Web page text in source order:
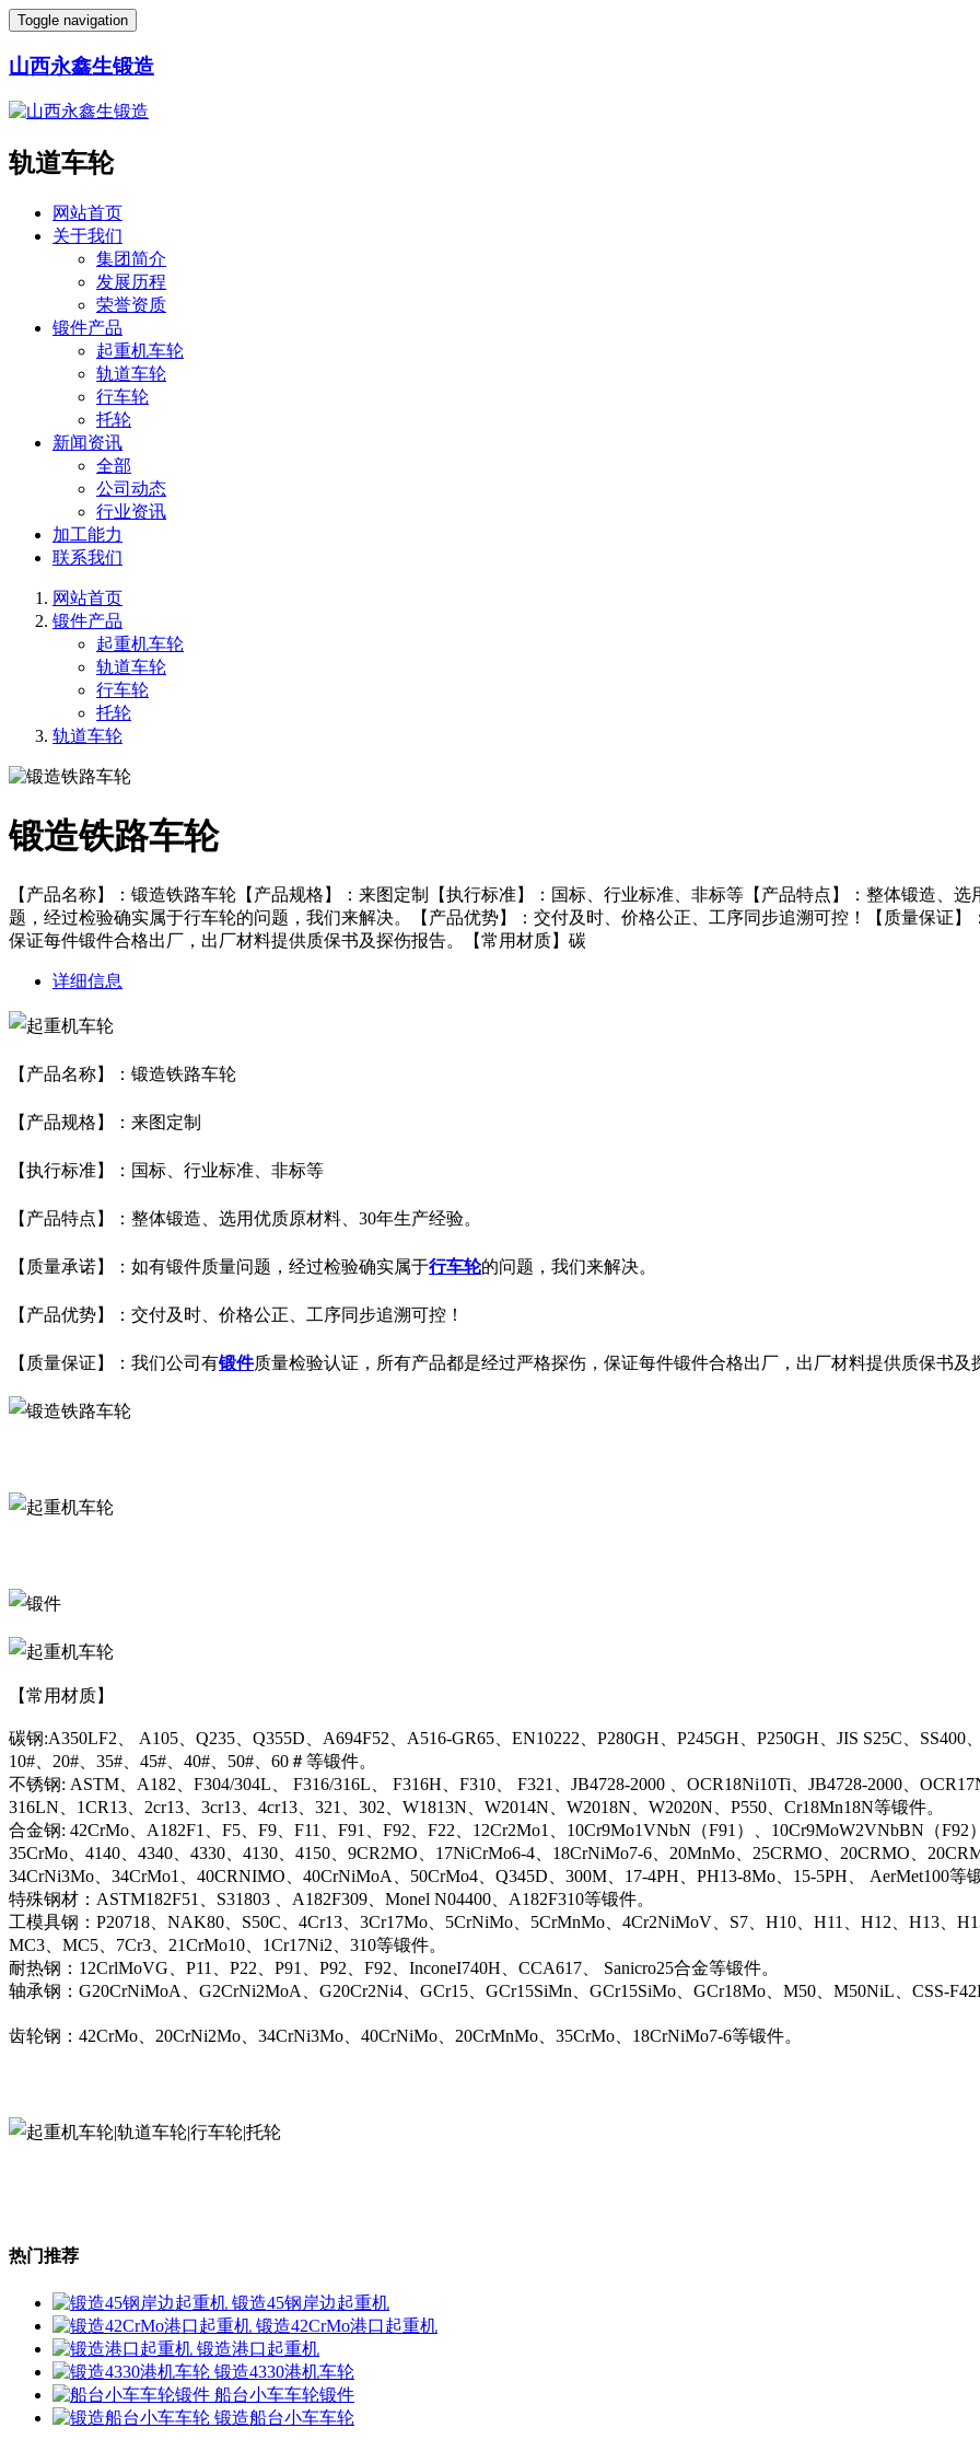
Toggle navigation
山西永鑫生锻造
轨道车轮
网站首页
关于我们
集团简介
发展历程
荣誉资质
锻件产品
起重机车轮
轨道车轮
行车轮
托轮
新闻资讯
全部
公司动态
行业资讯
加工能力
联系我们
网站首页
锻件产品
起重机车轮
轨道车轮
行车轮
托轮
轨道车轮
锻造铁路车轮
【产品名称】：锻造铁路车轮【产品规格】：来图定制【执行标准】：国标、行业标准、非标等【产品特点】：整体锻造、
题，经过检验确实属于行车轮的问题，我们来解决。【产品优势】：交付及时、价格公正、工序同步追溯可控！【质量保证
保证每件锻件合格出厂，出厂材料提供质保书及探伤报告。【常用材质】碳
详细信息
【产品名称】：锻造铁路车轮
【产品规格】：来图定制
【执行标准】：国标、行业标准、非标等
【产品特点】：整体锻造、选用优质原材料、30年生产经验。
【质量承诺】：如有锻件质量问题，经过检验确实属于行车轮的问题，我们来解决。
【产品优势】：交付及时、价格公正、工序同步追溯可控！
【质量保证】：我们公司有锻件质量检验认证，所有产品都是经过严格探伤，保证每件锻件合格出厂，出厂材料提供质保书及
【常用材质】
碳钢:A350LF2、 A105、Q235、Q355D、A694F52、A516-GR65、EN10222、P280GH、P245GH、P250GH、JIS S25C、SS400
10#、20#、35#、45#、40#、50#、60＃等锻件。
不锈钢: ASTM、A182、F304/304L、 F316/316L、 F316H、F310、 F321、JB4728-2000 、OCR18Ni10Ti、JB4728-2000、
316LN、1CR13、2cr13、3cr13、4cr13、321、302、W1813N、W2014N、W2018N、W2020N、P550、Cr18Mn18N等锻件。
合金钢: 42CrMo、A182F1、F5、F9、F11、F91、F92、F22、12Cr2Mo1、10Cr9Mo1VNbN（F91）、10Cr9MoW2VNbBN（F92
35CrMo、4140、4340、4330、4130、4150、9CR2MO、17NiCrMo6-4、18CrNiMo7-6、20MnMo、25CRMO、20CRMO、
34CrNi3Mo、34CrMo1、40CRNIMO、40CrNiMoA、50CrMo4、Q345D、300M、17-4PH、PH13-8Mo、15-5PH、 AerMet100等
特殊钢材：ASTM182F51、S31803 、A182F309、Monel N04400、A182F310等锻件。
工模具钢：P20718、NAK80、S50C、4Cr13、3Cr17Mo、5CrNiMo、5CrMnMo、4Cr2NiMoV、S7、H10、H11、H12、H13、
MC3、MC5、7Cr3、21CrMo10、1Cr17Ni2、310等锻件。
耐热钢：12CrlMoVG、P11、P22、P91、P92、F92、InconeI740H、CCA617、 Sanicro25合金等锻件。
轴承钢：G20CrNiMoA、G2CrNi2MoA、G20Cr2Ni4、GCr15、GCr15SiMn、GCr15SiMo、GCr18Mo、M50、M50NiL、CSS-
齿轮钢：42CrMo、20CrNi2Mo、34CrNi3Mo、40CrNiMo、20CrMnMo、35CrMo、18CrNiMo7-6等锻件。
热门推荐
锻造45钢岸边起重机
锻造42CrMo港口起重机
锻造港口起重机
锻造4330港机车轮
船台小车车轮锻件
锻造船台小车车轮